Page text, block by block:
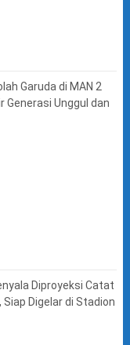
Garuda di MAN 2
Generasi Unggul dan
Diproyeksi Catat
Siap Digelar di Stadion